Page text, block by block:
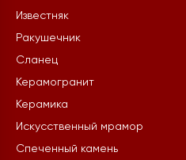
Известняк
Ракушечник
Сланец
Керамогранит
Керамика
Искусственный мрамор
Спеченный камень